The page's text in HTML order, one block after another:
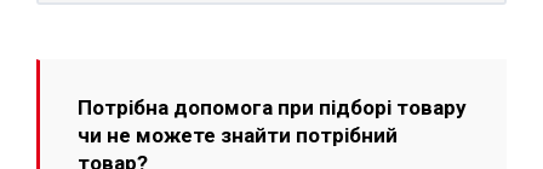
Потрібна допомога при підборі товару
чи не можете знайти потрібний
товар?